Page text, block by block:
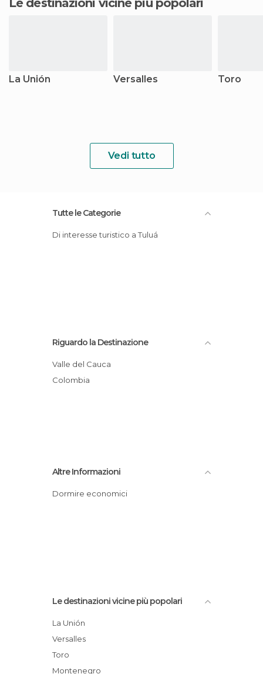
Le destinazioni vicine più popolari
La Unión Versalles Toro
Vedi tutto
Tutte le Categorie
Di interesse turistico a Tuluá
Riguardo la Destinazione
Valle del Cauca
Colombia
Altre Informazioni
Dormire economici
Le destinazioni vicine più popolari
La Unión
Versalles
Toro
Montenegro